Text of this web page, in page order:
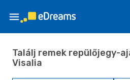
Találj remek repülőjegy-
Visalia